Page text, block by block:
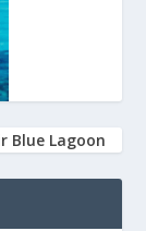
Blue Lagoon